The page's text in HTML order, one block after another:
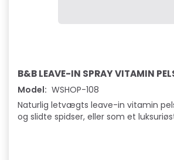
B&B LEAVE-IN SPRAY VITAMIN
Model: WSHOP-108
Naturlig letvægts leave-in vitamin
og slidte spidser, eller som et